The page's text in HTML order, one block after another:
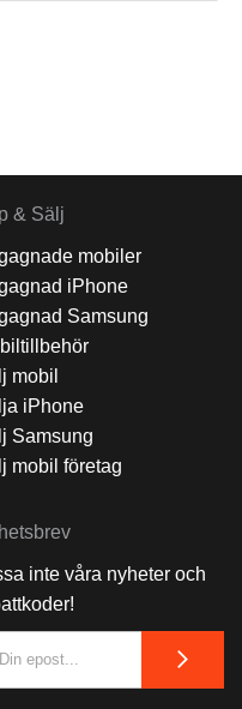
& Sälj
mobiler
iPhone
Samsung
mobil
iPhone
Samsung
mobil företag
inte våra nyheter och